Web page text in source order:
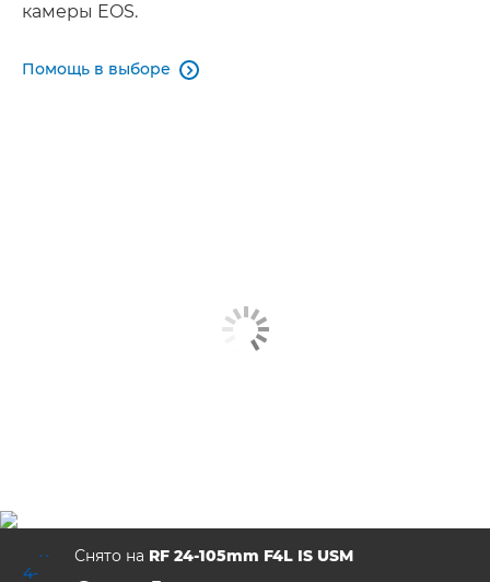
камеры EOS.
Помощь в выборе 
Снято на RF 24-105mm F4L IS USM